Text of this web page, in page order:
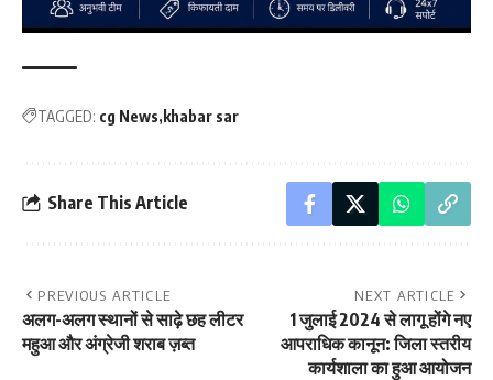
TAGGED: cg News khabar sar
Share This Article
PREVIOUS ARTICLE
अलग-अलग स्थानों से साढ़े छह लीटर
महुआ और अंग्रेजी शराब ज़ब्त
NEXT ARTICLE
1 जुलाई 2024 से लागू होंगे नए
आपराधिक कानून: जिला स्तरीय
कार्यशाला का हुआ आयोजन